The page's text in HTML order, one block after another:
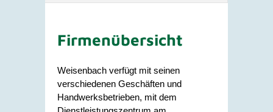
Firmenübersicht
Weisenbach verfügt mit seinen
verschiedenen Geschäften und
Handwerksbetrieben, mit dem